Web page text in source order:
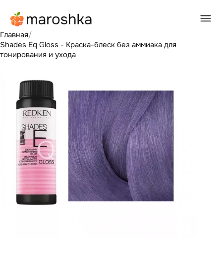
Главная/
Shades Eq Gloss - Краска-блеск без аммиака для
тонирования и ухода